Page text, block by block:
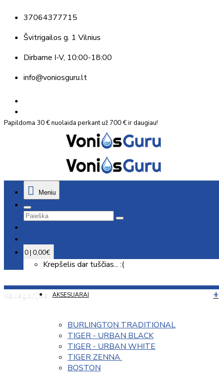
37064377715
Švitrigailos g. 1 Vilnius
Dirbame I-V, 10:00-18:00
info@voniosguru.lt
Papildoma 30 € nuolaida perkant už 700 € ir daugiau!
Meniu
0 | 0,00€
Krepšelis dar tuščias... :(
Kategorijos AKSESUARAI
BURLINGTON TRADITIONAL
TIGER - URBAN BLACK
TIGER - URBAN WHITE
TIGER ZENNA
BOSTON